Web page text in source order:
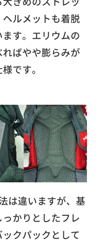
ルメットも着脱
す。エリウムの
ばやや膨らみが
です。
は違いますが、基
かりとしたフレ
クパックとして